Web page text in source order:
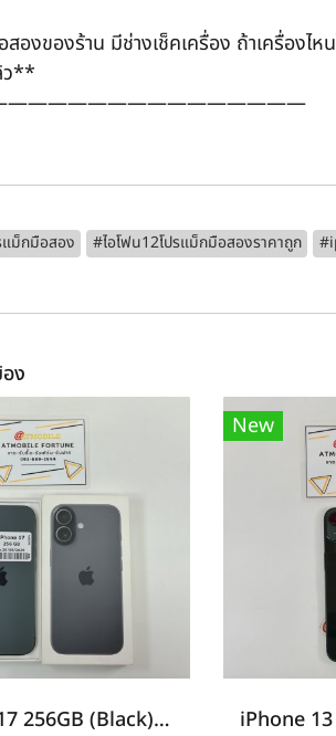
องของร้าน มีช่างเช็คเครื่อง ถ้าเครื่องไ
ว**
แม็กมือสอง #ไอโฟน12โปรแม็กมือสองราคาถูก
ง
iPhone 17 256GB (Black) i69255
New